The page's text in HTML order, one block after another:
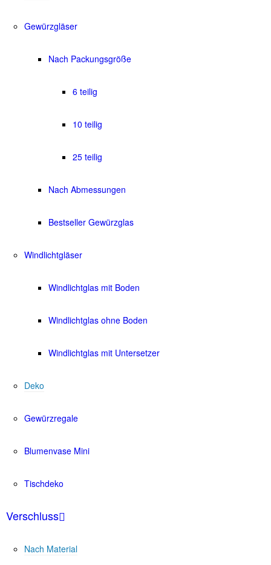
Gewürzgläser
Nach Packungsgröße
6 teilig
10 teilig
25 teilig
Nach Abmessungen
Bestseller Gewürzglas
Windlichtgläser
Windlichtglas mit Boden
Windlichtglas ohne Boden
Windlichtglas mit Untersetzer
Deko
Gewürzregale
Blumenvase Mini
Tischdeko
Verschluss
Nach Material